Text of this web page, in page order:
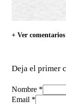
+ Ver comentarios
Deja el primer
Nombre *
Email *